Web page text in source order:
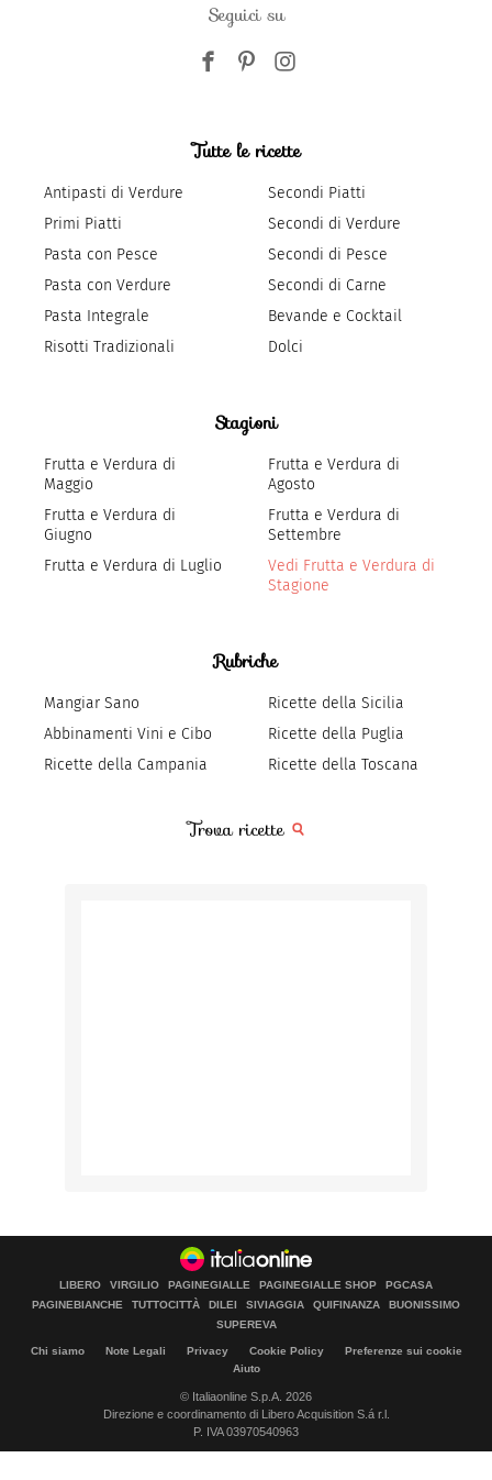
Seguici su
Tutte le ricette
Antipasti di Verdure
Primi Piatti
Pasta con Pesce
Pasta con Verdure
Pasta Integrale
Risotti Tradizionali
Secondi Piatti
Secondi di Verdure
Secondi di Pesce
Secondi di Carne
Bevande e Cocktail
Dolci
Stagioni
Frutta e Verdura di
Maggio
Frutta e Verdura di
Giugno
Frutta e Verdura di Luglio
Frutta e Verdura di
Agosto
Frutta e Verdura di
Settembre
Vedi Frutta e Verdura di
Stagione
Rubriche
Mangiar Sano
Abbinamenti Vini e Cibo
Ricette della Campania
Ricette della Sicilia
Ricette della Puglia
Ricette della Toscana
Trova ricette
LIBERO VIRGILIO PAGINEGIALLE PAGINEGIALLE SHOP
PGCASA
PAGINEBIANCHE
TUTTOCITTÀ DILEI SIVIAGGIA QUIFINANZA
BUONISSIMO
SUPEREVA
Chi siamo Note Legali Privacy Cookie Policy
Preferenze sui cookie
Aiuto
© Italiaonline S.p.A. 2026
Direzione e coordinamento di Libero Acquisition S.á r.l.
P. IVA 03970540963